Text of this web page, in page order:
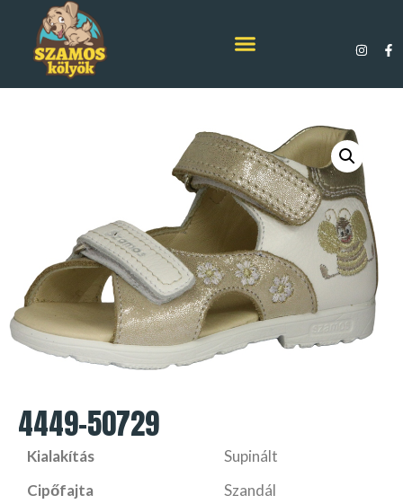
4449-50729
Kialakítás
Supinált
Cipőfajta
Szandál